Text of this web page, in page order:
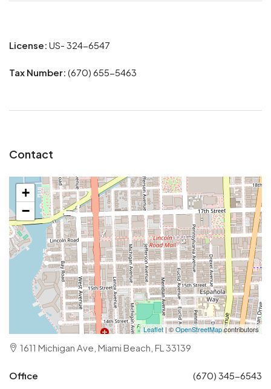
License: US- 324-6547
Tax Number: (670) 655-5463
Contact
+
−
Leaflet | ©OpenStreetMapcontributors
1611 Michigan Ave, Miami Beach, FL 33139
Office
(670) 345-6543